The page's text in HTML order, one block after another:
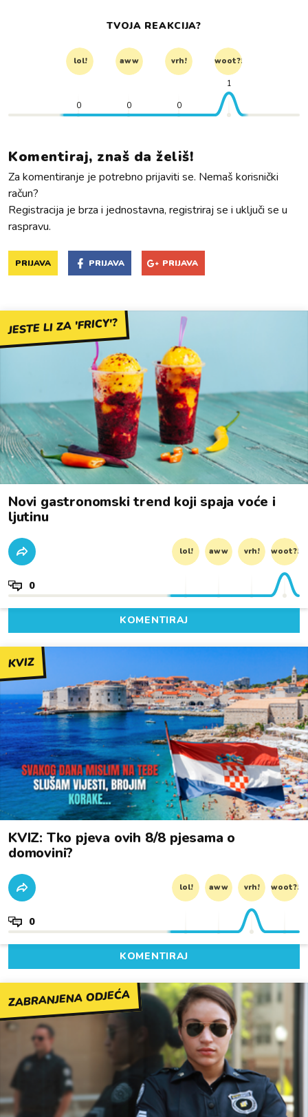
TVOJA REAKCIJA?
lol! aww vrh! woot?!
0 0 0
1
Komentiraj, znaš da želiš!
Za komentiranje je potrebno prijaviti se. Nemaš korisnički
račun?
Registracija je brza i jednostavna, registriraj se i uključi se u
raspravu.
PRIJAVA PRIJAVA PRIJAVA
JESTE LI ZA 'FRICY'?
Novi gastronomski trend koji spaja voće i
ljutinu
lol! aww vrh! woot?!
0
KOMENTIRAJ
KVIZ
KVIZ: Tko pjeva ovih 8/8 pjesama o
domovini?
lol! aww vrh! woot?!
0
KOMENTIRAJ
ZABRANJENA ODJEĆA